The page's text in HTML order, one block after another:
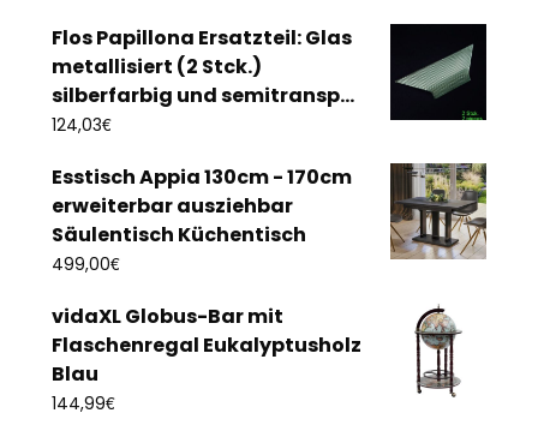
Flos Papillona Ersatzteil: Glas
metallisiert (2 Stck.)
silberfarbig und semitransp...
124,03€
Esstisch Appia 130cm - 170cm
erweiterbar ausziehbar
Säulentisch Küchentisch
499,00€
vidaXL Globus-Bar mit
Flaschenregal Eukalyptusholz
Blau
144,99€